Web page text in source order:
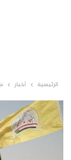
الرئيسية أخبار